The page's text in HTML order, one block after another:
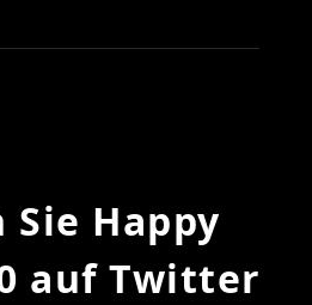
Sie Happy
auf Twitter